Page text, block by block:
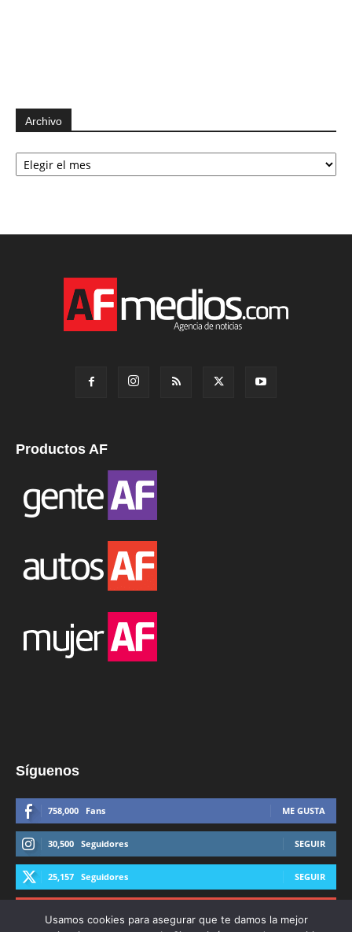
Archivo
Archivo
Productos AF
Síguenos
758,000 Fans ME GUSTA
30,500 Seguidores SEGUIR
25,157 Seguidores SEGUIR
Usamos cookies para asegurar que te damos la mejor